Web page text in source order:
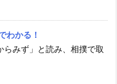
わかる！
らみず」と読み、相撲で取